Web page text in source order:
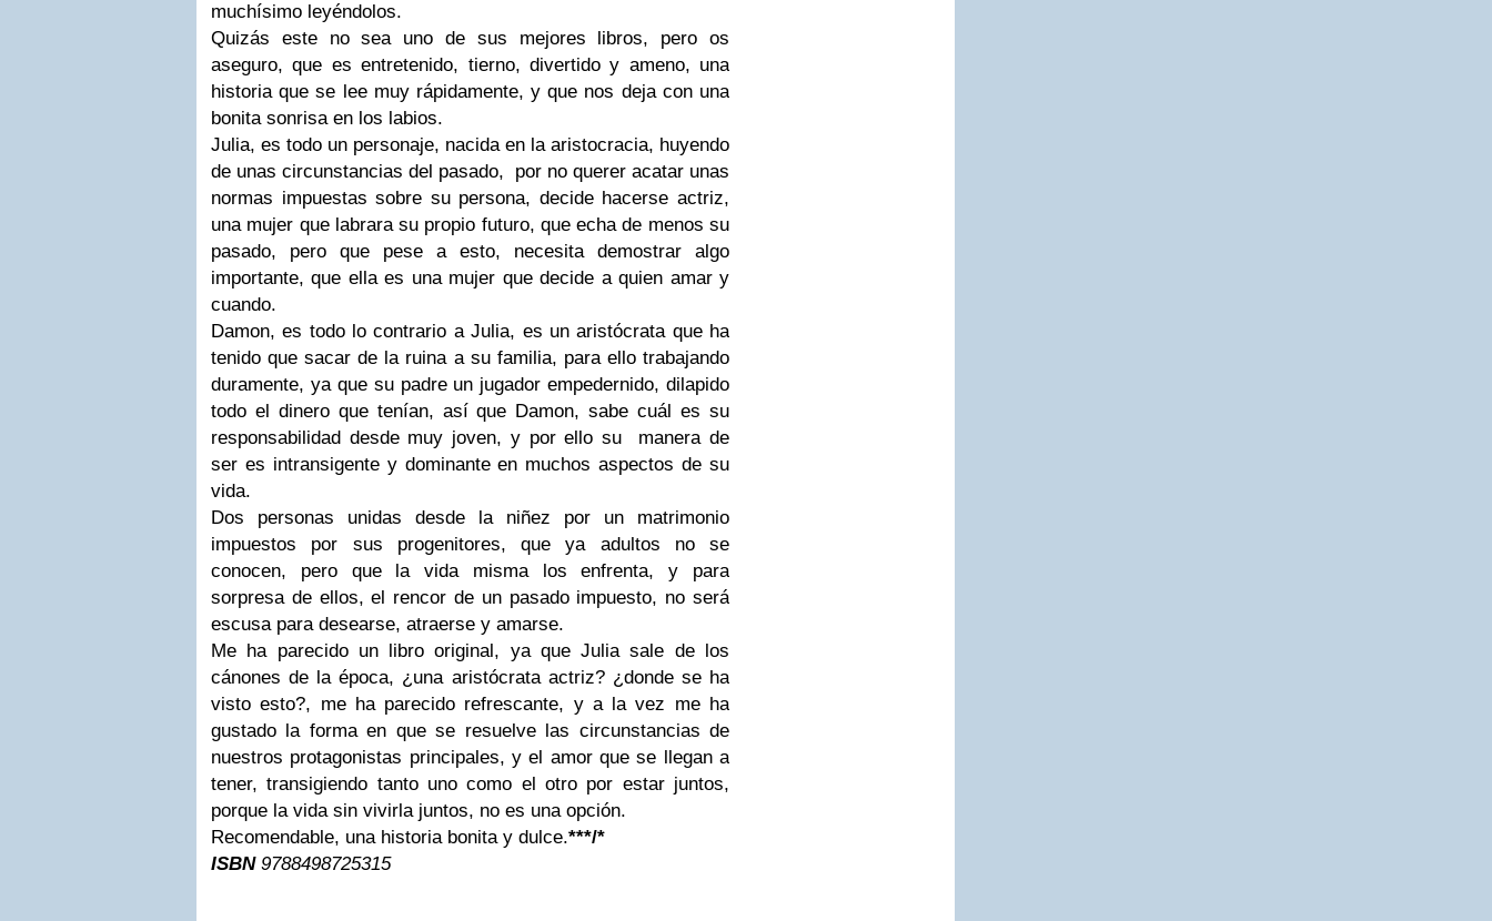
muchísimo leyéndolos.
Quizás este no sea uno de sus mejores libros, pero os
aseguro, que es entretenido, tierno, divertido y ameno, una
historia que se lee muy rápidamente, y que nos deja con una
bonita sonrisa en los labios.
Julia, es todo un personaje, nacida en la aristocracia, huyendo
de unas circunstancias del pasado, por no querer acatar unas
normas impuestas sobre su persona, decide hacerse actriz,
una mujer que labrara su propio futuro, que echa de menos su
pasado, pero que pese a esto, necesita demostrar algo
importante, que ella es una mujer que decide a quien amar y
cuando.
Damon, es todo lo contrario a Julia, es un aristócrata que ha
tenido que sacar de la ruina a su familia, para ello trabajando
duramente, ya que su padre un jugador empedernido, dilapido
todo el dinero que tenían, así que Damon, sabe cuál es su
responsabilidad desde muy joven, y por ello su manera de
ser es intransigente y dominante en muchos aspectos de su
vida.
Dos personas unidas desde la niñez por un matrimonio
impuestos por sus progenitores, que ya adultos no se
conocen, pero que la vida misma los enfrenta, y para
sorpresa de ellos, el rencor de un pasado impuesto, no será
escusa para desearse, atraerse y amarse.
Me ha parecido un libro original, ya que Julia sale de los
cánones de la época, ¿una aristócrata actriz? ¿donde se ha
visto esto?, me ha parecido refrescante, y a la vez me ha
gustado la forma en que se resuelve las circunstancias de
nuestros protagonistas principales, y el amor que se llegan a
tener, transigiendo tanto uno como el otro por estar juntos,
porque la vida sin vivirla juntos, no es una opción.
Recomendable, una historia bonita y dulce.***/*
ISBN 9788498725315